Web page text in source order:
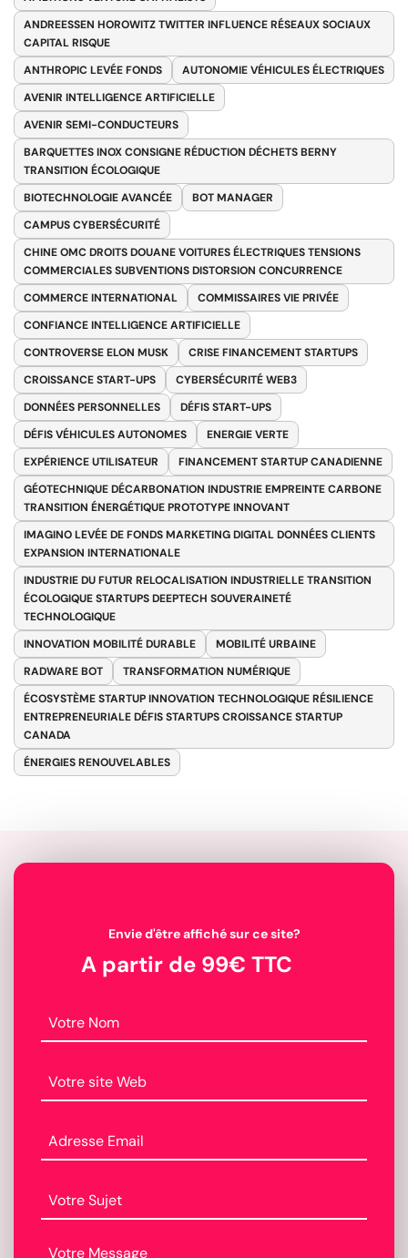
ANDREESSEN HOROWITZ TWITTER INFLUENCE RÉSEAUX SOCIAUX
CAPITAL RISQUE
ANTHROPIC LEVÉE FONDS
AUTONOMIE VÉHICULES ÉLECTRIQUES
AVENIR INTELLIGENCE ARTIFICIELLE
AVENIR SEMI-CONDUCTEURS
BARQUETTES INOX CONSIGNE RÉDUCTION DÉCHETS BERNY
TRANSITION ÉCOLOGIQUE
BIOTECHNOLOGIE AVANCÉE
BOT MANAGER
CAMPUS CYBERSÉCURITÉ
CHINE OMC DROITS DOUANE VOITURES ÉLECTRIQUES TENSIONS
COMMERCIALES SUBVENTIONS DISTORSION CONCURRENCE
COMMERCE INTERNATIONAL
COMMISSAIRES VIE PRIVÉE
CONFIANCE INTELLIGENCE ARTIFICIELLE
CONTROVERSE ELON MUSK
CRISE FINANCEMENT STARTUPS
CROISSANCE START-UPS
CYBERSÉCURITÉ WEB3
DONNÉES PERSONNELLES
DÉFIS START-UPS
DÉFIS VÉHICULES AUTONOMES
ENERGIE VERTE
EXPÉRIENCE UTILISATEUR
FINANCEMENT STARTUP CANADIENNE
GÉOTECHNIQUE DÉCARBONATION INDUSTRIE EMPREINTE CARBONE
TRANSITION ÉNERGÉTIQUE PROTOTYPE INNOVANT
IMAGINO LEVÉE DE FONDS MARKETING DIGITAL DONNÉES CLIENTS
EXPANSION INTERNATIONALE
INDUSTRIE DU FUTUR RELOCALISATION INDUSTRIELLE TRANSITION
ÉCOLOGIQUE STARTUPS DEEPTECH SOUVERAINETÉ
TECHNOLOGIQUE
INNOVATION MOBILITÉ DURABLE
MOBILITÉ URBAINE
RADWARE BOT
TRANSFORMATION NUMÉRIQUE
ÉCOSYSTÈME STARTUP INNOVATION TECHNOLOGIQUE RÉSILIENCE
ENTREPRENEURIALE DÉFIS STARTUPS CROISSANCE STARTUP
CANADA
ÉNERGIES RENOUVELABLES
Envie d'être affiché sur ce site?
A partir de 99€ TTC